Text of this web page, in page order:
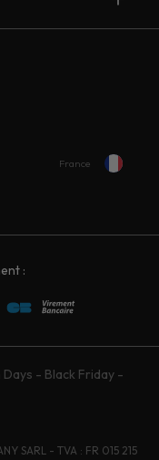
France
:
Days - Black Friday -
SARL - TVA : FR 015 215